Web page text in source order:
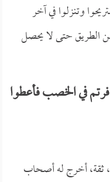
وتنزلوا في آخر
عن الطريق حتى لا يحصل
في الخصب فأعطوا
، ثقة، أخرج له أصحاب